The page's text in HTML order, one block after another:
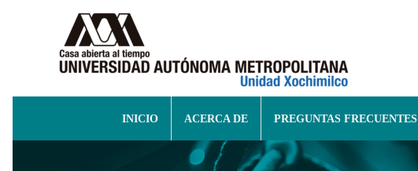
INICIO ACERCA DE PREGUNTAS FRECUENTES